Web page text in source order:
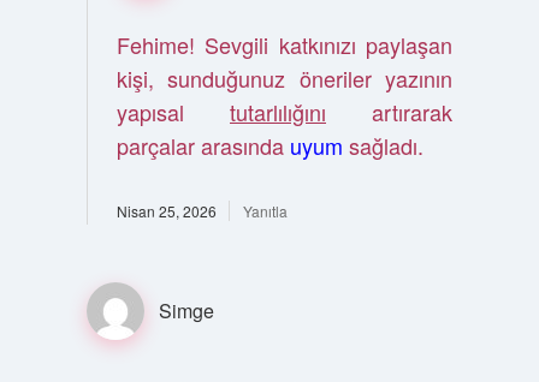
Fehime! Sevgili katkınızı paylaşan
kişi, sunduğunuz öneriler yazının
yapısal tutarlılığını artırarak
parçalar arasında uyum sağladı.
Nisan 25, 2026 Yanıtla
Simge